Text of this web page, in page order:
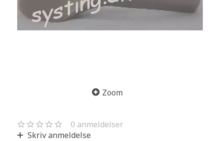
Zoom
0 anmeldelser
Skriv anmeldelse